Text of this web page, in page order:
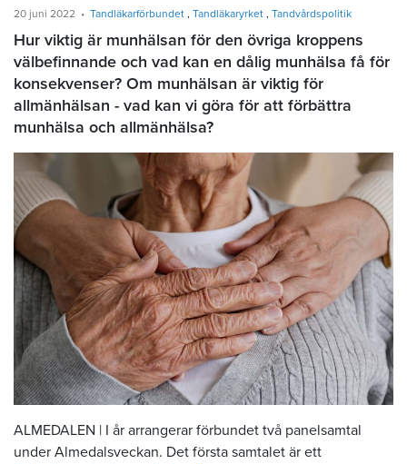
20 juni 2022 Tandläkarförbundet Tandläkaryrket Tandvårdspolitik
Hur viktig är munhälsan för den övriga kroppens
välbefinnande och vad kan en dålig munhälsa få för
konsekvenser? Om munhälsan är viktig för
allmänhälsan - vad kan vi göra för att förbättra
munhälsa och allmänhälsa?
ALMEDALEN | I år arrangerar förbundet två panelsamtal
under Almedalsveckan. Det första samtalet är ett